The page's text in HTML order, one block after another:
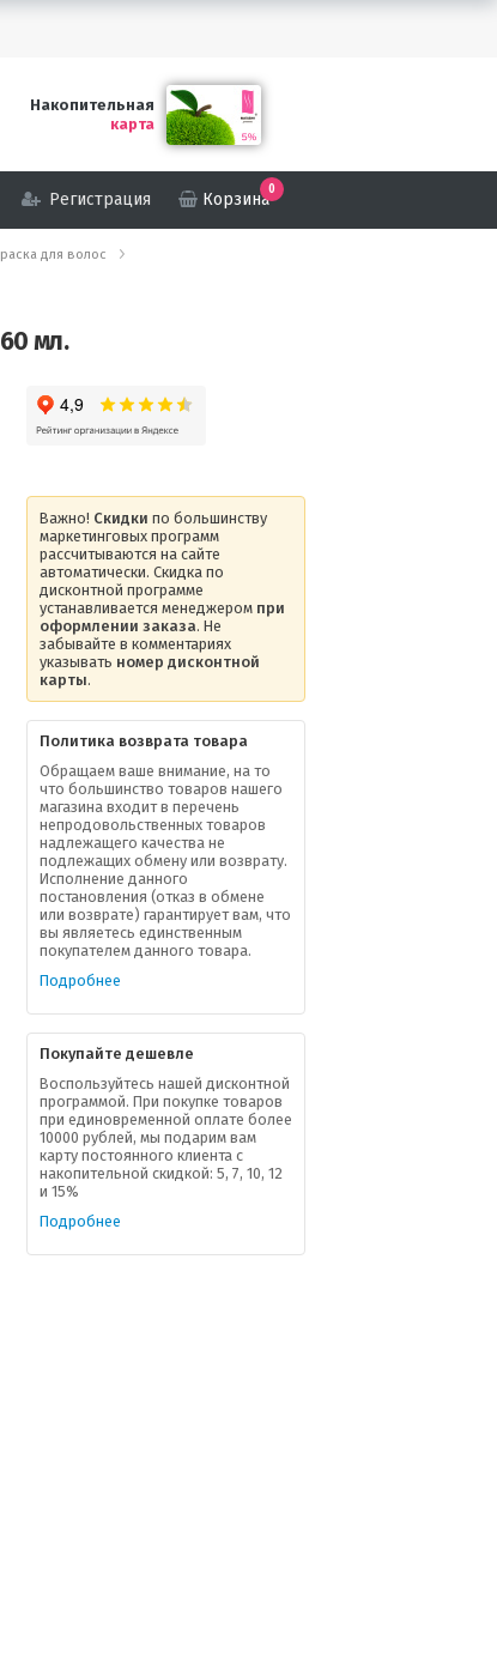
Накопительная
карта
Регистрация Корзина
0
для волос
мл.
Важно! Скидки по большинству
маркетинговых программ
рассчитываются на сайте
автоматически. Скидка по
дисконтной программе
устанавливается менеджером при
оформлении заказа. Не
забывайте в комментариях
указывать номер дисконтной
карты.
Политика возврата товара
Обращаем ваше внимание, на то
что большинство товаров нашего
магазина входит в перечень
непродовольственных товаров
надлежащего качества не
подлежащих обмену или возврату.
Исполнение данного
постановления (отказ в обмене
или возврате) гарантирует вам, что
вы являетесь единственным
покупателем данного товара.
Подробнее
Покупайте дешевле
Воспользуйтесь нашей дисконтной
программой. При покупке товаров
при единовременной оплате более
10000 рублей, мы подарим вам
карту постоянного клиента с
накопительной скидкой: 5, 7, 10, 12
и 15%
Подробнее